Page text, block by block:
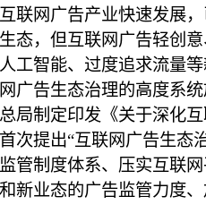
网广告产业快速发展，
态，但互联网广告轻创
工智能、过度追求流量
广告生态治理的高度系
局制定印发《关于深化
次提出“互联网广告生态
管制度体系、压实互联
新业态的广告监管力度